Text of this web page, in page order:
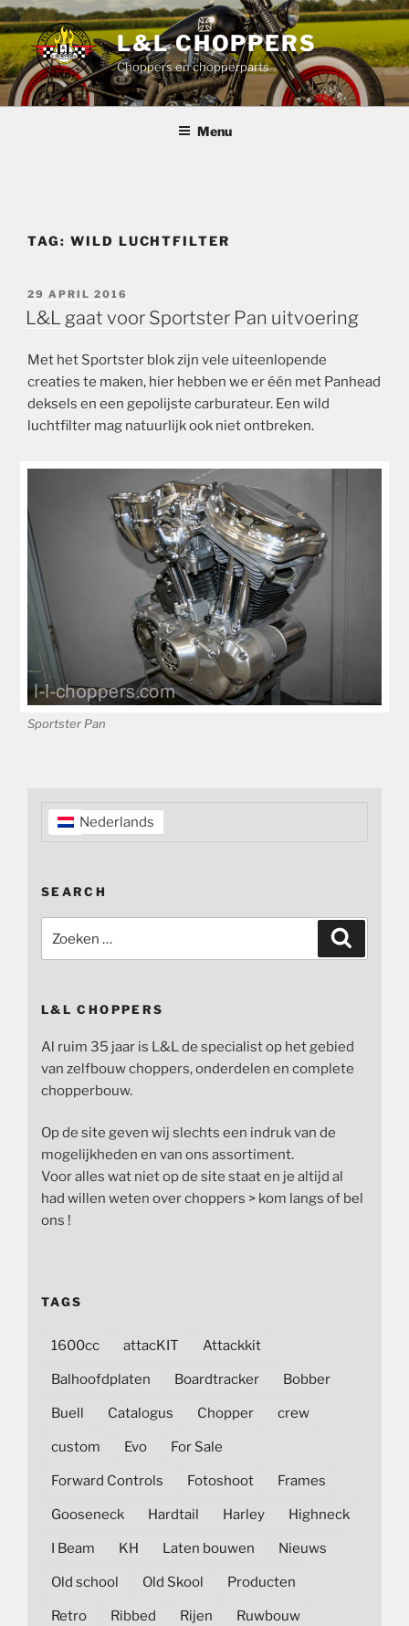
Ga
naar
de
inhoud
L&L CHOPPERS
Choppers en chopperparts
Menu
TAG: WILD LUCHTFILTER
GEPLAATST
OP
29 APRIL 2016
L&L gaat voor Sportster Pan uitvoering
Met het Sportster blok zijn vele uiteenlopende
creaties te maken, hier hebben we er één met Panhead
deksels en een gepolijste carburateur. Een wild
luchtfilter mag natuurlijk ook niet ontbreken.
Sportster Pan
Nederlands
SEARCH
naar:
L&L CHOPPERS
Al ruim 35 jaar is L&L de specialist op het gebied
van zelfbouw choppers, onderdelen en complete
chopperbouw.
Op de site geven wij slechts een indruk van de
mogelijkheden en van ons assortiment.
Voor alles wat niet op de site staat en je altijd al
had willen weten over choppers > kom langs of bel
ons !
TAGS
1600cc attacKIT Attackkit
Balhoofdplaten Boardtracker Bobber
Buell Catalogus Chopper crew
custom Evo For Sale
Forward Controls Fotoshoot Frames
Gooseneck Hardtail Harley Highneck
I Beam KH Laten bouwen Nieuws
Old school Old Skool Producten
Retro Ribbed Rijen Ruwbouw